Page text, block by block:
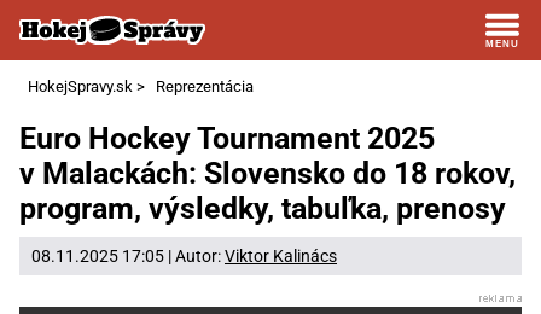
HokejSpravy.sk > Reprezentácia
Euro Hockey Tournament 2025
v Malackách: Slovensko do 18 rokov,
program, výsledky, tabuľka, prenosy
08.11.2025 17:05 | Autor:Viktor Kalinács